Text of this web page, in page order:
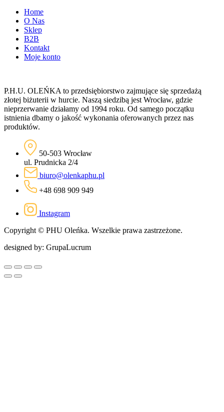
Home
O Nas
Sklep
B2B
Kontakt
Moje konto
P.H.U. OLEŃKA to przedsiębiorstwo zajmujące się sprzedażą
złotej biżuterii w hurcie. Naszą siedzibą jest Wrocław, gdzie
nieprzerwanie działamy od 1994 roku. Od samego początku
istnienia dbamy o jakość wykonania oferowanych przez nas
produktów.
50-503 Wrocław
ul. Prudnicka 2/4
biuro@olenkaphu.pl
+48 698 909 949
Instagram
Copyright © PHU Oleńka. Wszelkie prawa zastrzeżone.
designed by: GrupaLucrum